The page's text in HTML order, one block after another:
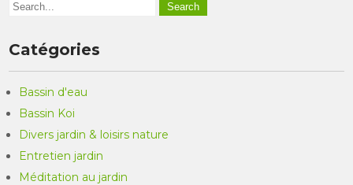
Catégories
Bassin d'eau
Bassin Koi
Divers jardin & loisirs nature
Entretien jardin
Méditation au jardin